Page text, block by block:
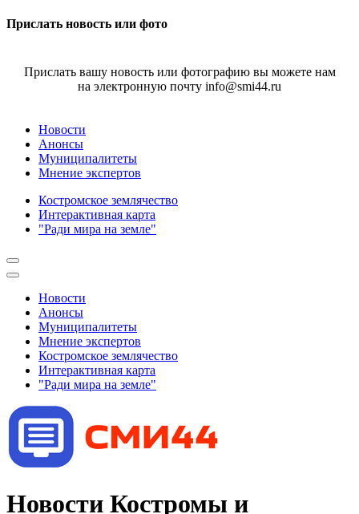
Прислать новость или фото
Прислать вашу новость или фотографию вы можете нам
на электронную почту info@smi44.ru
Новости
Анонсы
Муниципалитеты
Мнение экспертов
Костромское землячество
Интерактивная карта
"Ради мира на земле"
Новости
Анонсы
Муниципалитеты
Мнение экспертов
Костромское землячество
Интерактивная карта
"Ради мира на земле"
Новости Костромы и